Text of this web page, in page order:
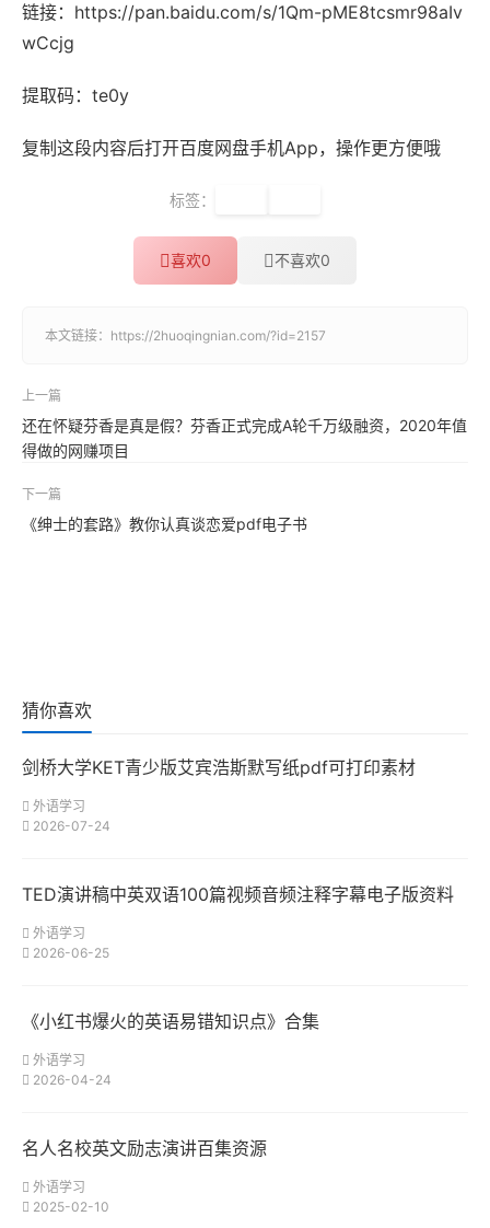
链接：https://pan.baidu.com/s/1Qm-pME8tcsmr98aIv
wCcjg
提取码：te0y
复制这段内容后打开百度网盘手机App，操作更方便哦
标签：
喜欢0 不喜欢0
本文链接： https://2huoqingnian.com/?id=2157
上一篇
还在怀疑芬香是真是假？芬香正式完成A轮千万级融资，2020年值
得做的网赚项目
下一篇
《绅士的套路》教你认真谈恋爱pdf电子书
猜你喜欢
剑桥大学KET青少版艾宾浩斯默写纸pdf可打印素材
外语学习
2026-07-24
TED演讲稿中英双语100篇视频音频注释字幕电子版资料
外语学习
2026-06-25
《小红书爆火的英语易错知识点》合集
外语学习
2026-04-24
名人名校英文励志演讲百集资源
外语学习
2025-02-10